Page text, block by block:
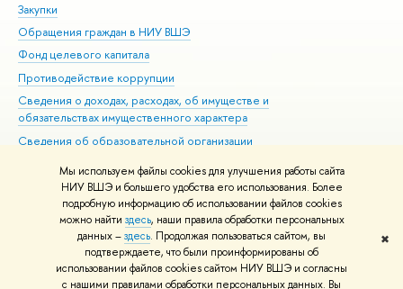
Мы используем файлы cookies для улучшения работы сайта
НИУ ВШЭ и большего удобства его использования. Более
подробную информацию об использовании файлов cookies
можно найти здесь, наши правила обработки персональных
данных –здесь. Продолжая пользоваться сайтом, вы
подтверждаете, что были проинформированы об
использовании файлов cookies сайтом НИУ ВШЭ и согласны
с нашими правилами обработки персональных данных. Вы
✖
Закупки
Обращения граждан в НИУ ВШЭ
Фонд целевого капитала
Противодействие коррупции
Сведения о доходах, расходах, об имуществе и
обязательствах имущественного характера
Сведения об образовательной организации
Людям с ограниченными возможностями здоровья
Единая платежная страница
Работа в Вышке
© НИУ ВШЭ 1993–2026 Адреса и контакты Условия использования
материалов Политика конфиденциальности Карта сайта